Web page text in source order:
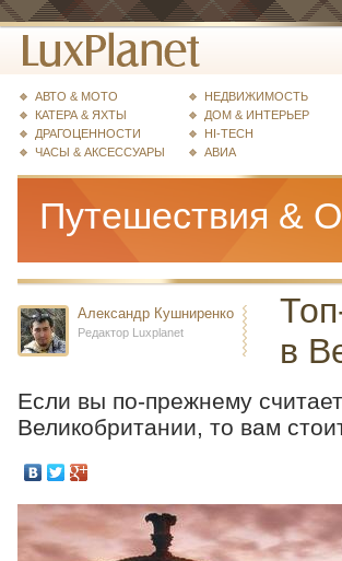
АВТО & МОТО
КАТЕРА & ЯХТЫ
ДРАГОЦЕННОСТИ
ЧАСЫ & АКСЕССУАРЫ
НЕДВИЖИМОСТЬ
ДОМ & ИНТЕРЬЕР
HI-TECH
АВИА
Путешествия &
Александр Кушниренко
Редактор Luxplanet
в
Если вы по-прежнему
Великобритании, то вам